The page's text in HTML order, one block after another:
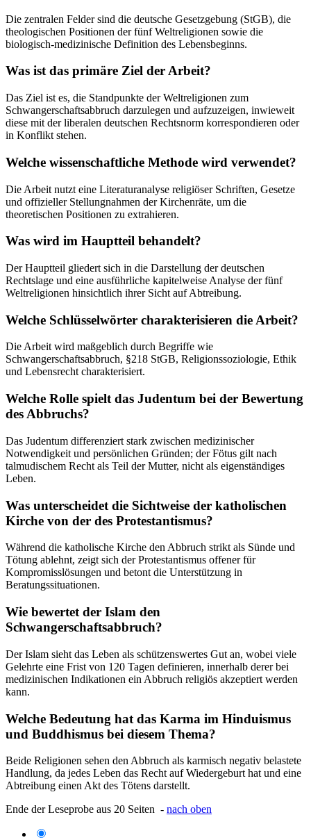
Die zentralen Felder sind die deutsche Gesetzgebung (StGB), die
theologischen Positionen der fünf Weltreligionen sowie die
biologisch-medizinische Definition des Lebensbeginns.
Was ist das primäre Ziel der Arbeit?
Das Ziel ist es, die Standpunkte der Weltreligionen zum
Schwangerschaftsabbruch darzulegen und aufzuzeigen, inwieweit
diese mit der liberalen deutschen Rechtsnorm korrespondieren oder
in Konflikt stehen.
Welche wissenschaftliche Methode wird verwendet?
Die Arbeit nutzt eine Literaturanalyse religiöser Schriften, Gesetze
und offizieller Stellungnahmen der Kirchenräte, um die
theoretischen Positionen zu extrahieren.
Was wird im Hauptteil behandelt?
Der Hauptteil gliedert sich in die Darstellung der deutschen
Rechtslage und eine ausführliche kapitelweise Analyse der fünf
Weltreligionen hinsichtlich ihrer Sicht auf Abtreibung.
Welche Schlüsselwörter charakterisieren die Arbeit?
Die Arbeit wird maßgeblich durch Begriffe wie
Schwangerschaftsabbruch, §218 StGB, Religionssoziologie, Ethik
und Lebensrecht charakterisiert.
Welche Rolle spielt das Judentum bei der Bewertung
des Abbruchs?
Das Judentum differenziert stark zwischen medizinischer
Notwendigkeit und persönlichen Gründen; der Fötus gilt nach
talmudischem Recht als Teil der Mutter, nicht als eigenständiges
Leben.
Was unterscheidet die Sichtweise der katholischen
Kirche von der des Protestantismus?
Während die katholische Kirche den Abbruch strikt als Sünde und
Tötung ablehnt, zeigt sich der Protestantismus offener für
Kompromisslösungen und betont die Unterstützung in
Beratungssituationen.
Wie bewertet der Islam den
Schwangerschaftsabbruch?
Der Islam sieht das Leben als schützenswertes Gut an, wobei viele
Gelehrte eine Frist von 120 Tagen definieren, innerhalb derer bei
medizinischen Indikationen ein Abbruch religiös akzeptiert werden
kann.
Welche Bedeutung hat das Karma im Hinduismus
und Buddhismus bei diesem Thema?
Beide Religionen sehen den Abbruch als karmisch negativ belastete
Handlung, da jedes Leben das Recht auf Wiedergeburt hat und eine
Abtreibung einen Akt des Tötens darstellt.
Ende der Leseprobe aus 20 Seiten - nach oben